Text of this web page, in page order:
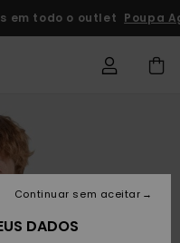
em todo o outlet Poupa
DADOS
Continuar sem aceitar